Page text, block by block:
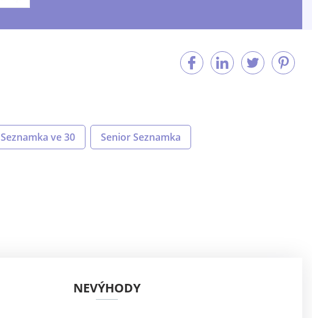
Seznamka ve 30 Senior Seznamka
NEVÝHODY